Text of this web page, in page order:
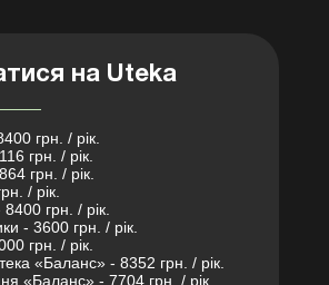
на Uteka
грн. / рік.
грн. / рік.
грн. / рік.
/ рік.
грн. / рік.
- 3600 грн. / рік.
грн. / рік.
«Баланс» - 8352 грн. / рік.
«Баланс» - 7704 грн. / рік.